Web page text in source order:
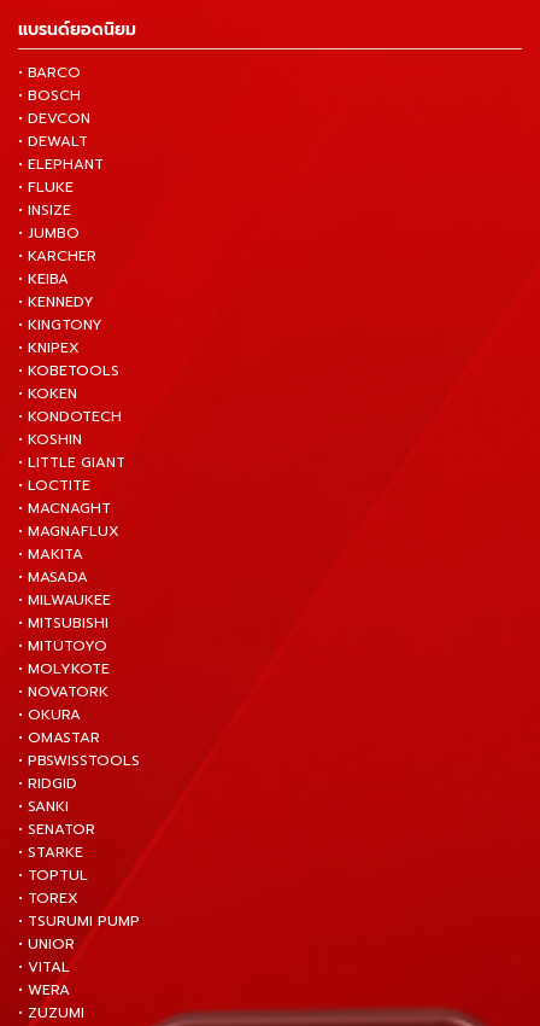
แบรนด์ยอดนิยม
• BARCO
• BOSCH
• DEVCON
• DEWALT
• ELEPHANT
• FLUKE
• INSIZE
• JUMBO
• KARCHER
• KEIBA
• KENNEDY
• KINGTONY
• KNIPEX
• KOBETOOLS
• KOKEN
• KONDOTECH
• KOSHIN
• LITTLE GIANT
• LOCTITE
• MACNAGHT
• MAGNAFLUX
• MAKITA
• MASADA
• MILWAUKEE
• MITSUBISHI
• MITUTOYO
• MOLYKOTE
• NOVATORK
• OKURA
• OMASTAR
• PBSWISSTOOLS
• RIDGID
• SANKI
• SENATOR
• STARKE
• TOPTUL
• TOREX
• TSURUMI PUMP
• UNIOR
• VITAL
• WERA
• ZUZUMI